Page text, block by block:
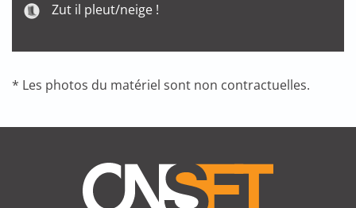
Zut il pleut/neige !
* Les photos du matériel sont non contractuelles.